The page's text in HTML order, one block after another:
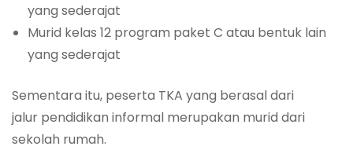
yang sederajat
Murid kelas 12 program paket C atau bentuk lain
yang sederajat
Sementara itu, peserta TKA yang berasal dari
jalur pendidikan informal merupakan murid dari
sekolah rumah.